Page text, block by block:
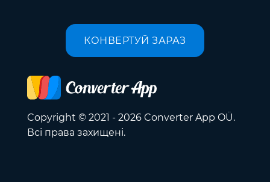
КОНВЕРТУЙ ЗАРАЗ
Copyright © 2021 - 2026 Converter App OÜ.
Всі права захищені.